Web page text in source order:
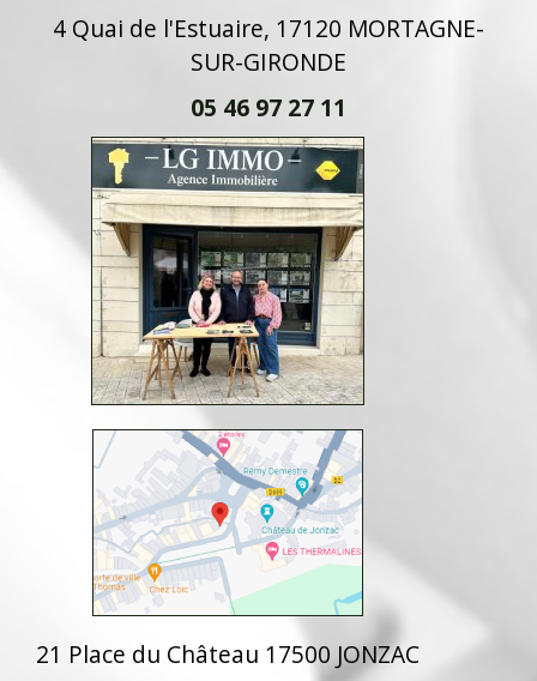
4 Quai de l'Estuaire, 17120 MORTAGNE-
SUR-GIRONDE
05 46 97 27 11
21 Place du Château 17500 JONZAC